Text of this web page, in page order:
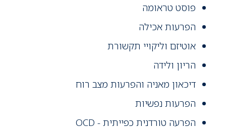
פוסט טראומה
הפרעות אכילה
אוטיזם וליקויי תקשורת
הריון ולידה
דיכאון מאניה והפרעות מצב רוח
הפרעות נפשיות
הפרעה טורדנית כפייתית - OCD